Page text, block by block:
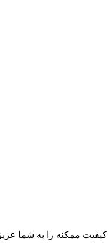
ممکنه را به شما